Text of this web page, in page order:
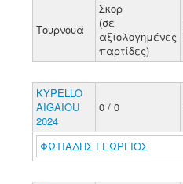
Τουρνουά
Σκορ
(σε
αξιολογημένες
παρτίδες)
KYPELLO
AIGAIOU
2024
0 / 0
ΦΩΤΙΑΔΗΣ ΓΕΩΡΓΙΟΣ